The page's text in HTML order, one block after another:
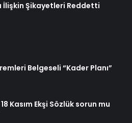
İlişkin Şikayetleri Reddetti
Belgeseli “Kader Planı”
Kasım Ekşi Sözlük sorun mu